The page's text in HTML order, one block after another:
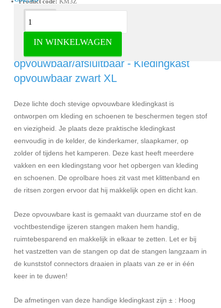
IN WINKELWAGEN
Omschrijving
Life’s Green kledingkast
opvouwbaar/afsluitbaar - Kledingkast
opvouwbaar zwart XL
Deze lichte doch stevige opvouwbare kledingkast is
ontworpen om kleding en schoenen te beschermen tegen stof
en viezigheid. Je plaats deze praktische kledingkast
eenvoudig in de kelder, de kinderkamer, slaapkamer, op
zolder of tijdens het kamperen. Deze kast heeft meerdere
vakken en een kledingstang voor het opbergen van kleding
en schoenen. De oprolbare hoes zit vast met klittenband en
de ritsen zorgen ervoor dat hij makkelijk open en dicht kan.
Deze opvouwbare kast is gemaakt van duurzame stof en de
vochtbestendige ijzeren stangen maken hem handig,
ruimtebesparend en makkelijk in elkaar te zetten. Let er bij
het vastzetten van de stangen op dat de stangen langzaam in
de kunststof connectors draaien in plaats van ze er in één
keer in te duwen!
De afmetingen van deze handige kledingkast zijn ± : Hoog